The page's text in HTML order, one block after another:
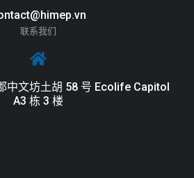
联系我们
中文坊土胡 58 号 Ecolife Capitol
A3 栋 3 楼